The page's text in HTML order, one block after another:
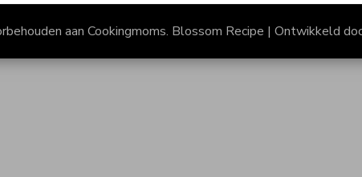
aan Cookingmoms. Blossom Recipe | Ontwikkeld